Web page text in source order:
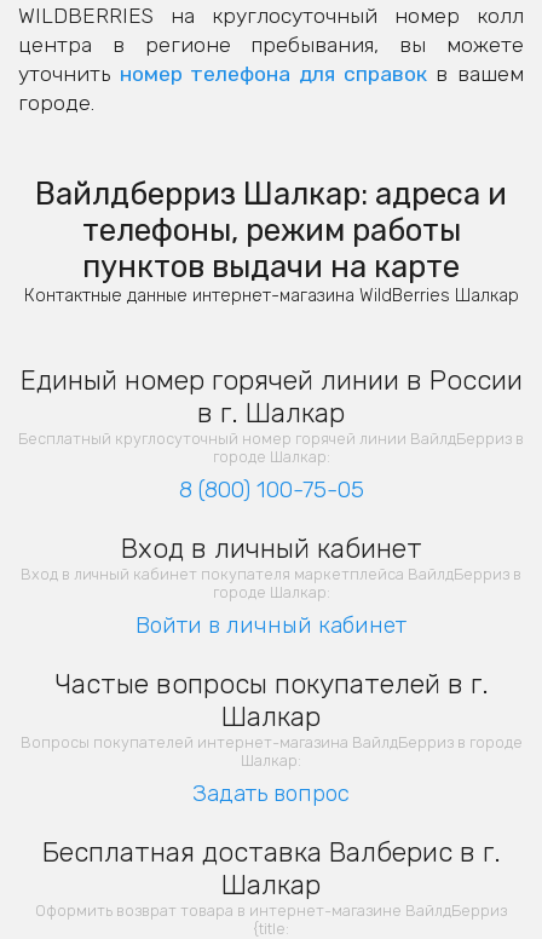
WILDBERRIES на круглосуточный номер колл
центра в регионе пребывания, вы можете
уточнить номер телефона для справокв вашем
городе.
Вайлдберриз Шалкар: адреса и
телефоны, режим работы
пунктов выдачи на карте
Контактные данные интернет-магазина WildBerries Шалкар
Единый номер горячей линии в России
в г. Шалкар
Бесплатный круглосуточный номер горячей линии ВайлдБерриз в
городе Шалкар:
8 (800) 100-75-05
Вход в личный кабинет
Вход в личный кабинет покупателя маркетплейса ВайлдБерриз в
городе Шалкар:
Войти в личный кабинет
Частые вопросы покупателей в г.
Шалкар
Вопросы покупателей интернет-магазина ВайлдБерриз в городе
Шалкар:
Задать вопрос
Бесплатная доставка Валберис в г.
Шалкар
Оформить возврат товара в интернет-магазине ВайлдБерриз
{title: